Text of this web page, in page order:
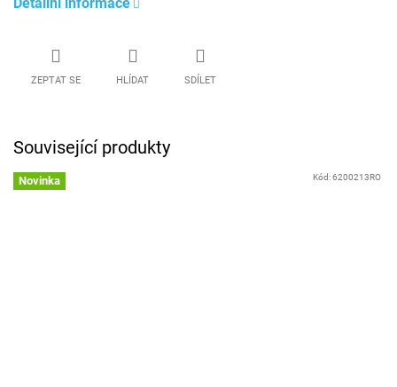
ZEPTAT SE HLÍDAT SDÍLET
Související produkty
Novinka Kód:6200213RO